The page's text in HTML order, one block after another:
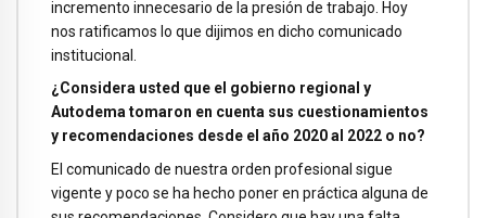
incremento innecesario de la presión de trabajo. Hoy
nos ratificamos lo que dijimos en dicho comunicado
institucional.
¿Considera usted que el gobierno regional y
Autodema tomaron en cuenta sus cuestionamientos
y recomendaciones desde el año 2020 al 2022 o no?
El comunicado de nuestra orden profesional sigue
vigente y poco se ha hecho poner en práctica alguna de